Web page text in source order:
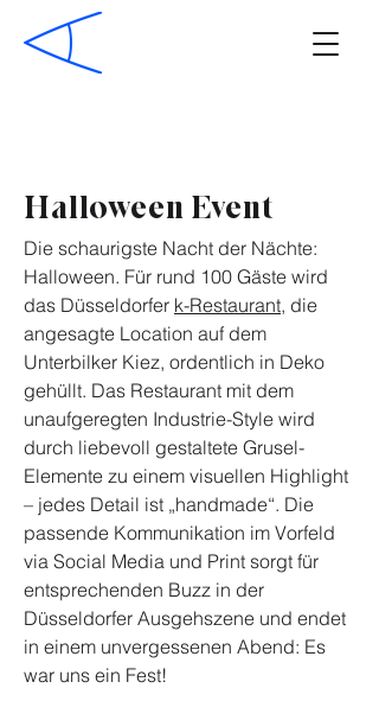
Halloween Event
Die schaurigste Nacht der Nächte:
Halloween. Für rund 100 Gäste wird
das Düsseldorfer k-Restaurant, die
angesagte Location auf dem
Unterbilker Kiez, ordentlich in Deko
gehüllt. Das Restaurant mit dem
unaufgeregten Industrie-Style wird
durch liebevoll gestaltete Grusel-
Elemente zu einem visuellen Highlight
– jedes Detail ist „handmade“. Die
passende Kommunikation im Vorfeld
via Social Media und Print sorgt für
entsprechenden Buzz in der
Düsseldorfer Ausgehszene und endet
in einem unvergessenen Abend: Es
war uns ein Fest!